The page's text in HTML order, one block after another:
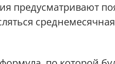
предусматривают